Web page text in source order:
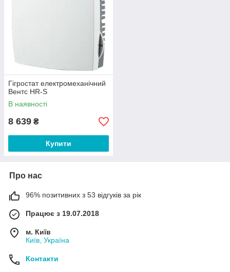
Гігростат електромеханічний
Вентс HR-S
В наявності
8 639 ₴
Купити
Про нас
96% позитивних з 53 відгуків за рік
Працює з 19.07.2018
м. Київ
Київ, Україна
Контакти